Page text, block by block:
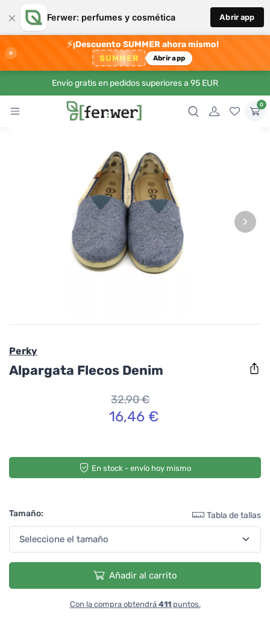
× Ferwer: perfumes y cosmética Abrir app
×
⚡¡Descuento SUMMER ahora mismo!
SUMMER Abrir app
Envío gratis en pedidos superiores a 95 EUR
0
›
Perky
Alpargata Flecos Denim
32,90 €
16,46 €
En stock - envío hoy mismo
Tamaño: Tabla de tallas
Añadir al carrito
Con la compra obtendrá 411puntos.